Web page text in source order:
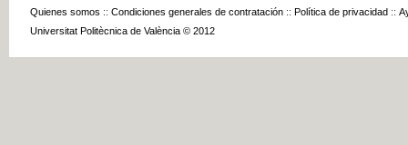
Quienes somos :: Condiciones generales de contratación :: Política de privacidad ::
Universitat Politècnica de València © 2012